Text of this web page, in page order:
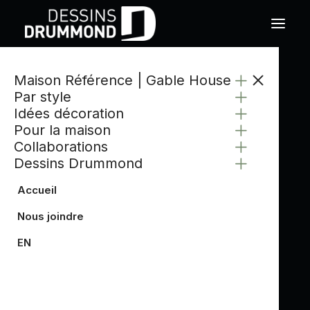
Maison Référence | Gable House
Par style
Idées décoration
Pour la maison
Collaborations
Dessins Drummond
Accueil
Nous joindre
EN